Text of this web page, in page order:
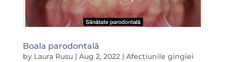
Boala parodontală
by Laura Rusu| Aug 2, 2022| Afecțiunile gingiei